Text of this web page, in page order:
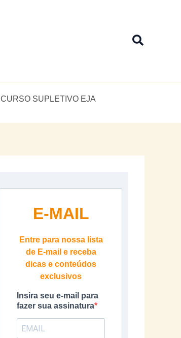
CURSO SUPLETIVO EJA
E-MAIL
Entre para nossa lista
de E-mail e receba
dicas e conteúdos
exclusivos
Insira seu e-mail para
fazer sua assinatura